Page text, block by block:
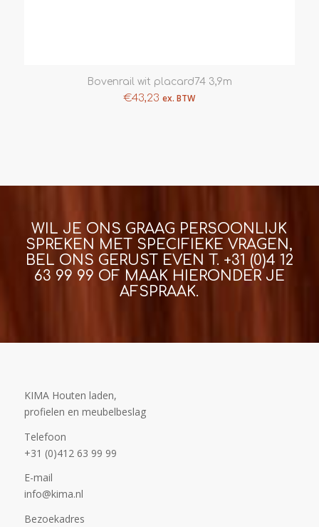
Bovenrail wit placard74 3,9m
€43,23 ex. BTW
WIL JE ONS GRAAG PERSOONLIJK
SPREKEN MET SPECIFIEKE VRAGEN,
BEL ONS GERUST EVEN T. +31 (0)4 12
63 99 99 OF MAAK HIERONDER JE
AFSPRAAK.
KIMA Houten laden,
profielen en meubelbeslag
Telefoon
+31 (0)412 63 99 99
E-mail
info@kima.nl
Bezoekadres